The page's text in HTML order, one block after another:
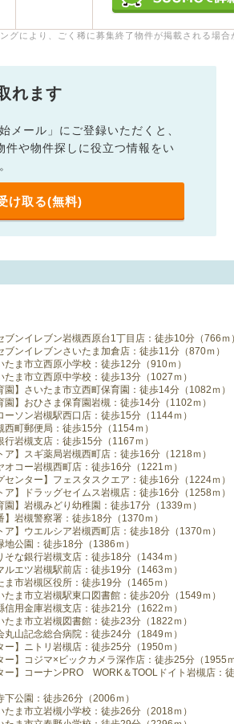
グにより、ごく稀に募集終了物件が掲載される場合
れます
メール」にご登録いただくと、
件や物件探しに役立つ情報をい
け取る(無料)
ブンイレブン岩槻西原台1丁目店：徒歩10分（766ｍ）
ブンイレブンさいたま加倉店：徒歩11分（870ｍ）
たま市立西原小学校：徒歩12分（910ｍ）
たま市立西原中学校：徒歩13分（1027ｍ）
園】さいたま市立西町保育園：徒歩14分（1082ｍ）
園】おひさま保育園岩槻：徒歩14分（1102ｍ）
ーソン岩槻駅西口店：徒歩15分（1144ｍ）
西町郵便局：徒歩15分（1154ｍ）
行岩槻支店：徒歩15分（1167ｍ）
ア】スギ薬局岩槻西町店：徒歩16分（1218ｍ）
オコー岩槻西町店：徒歩16分（1221ｍ）
センター】フェスタスクエア：徒歩16分（1224ｍ）
ア】ドラッグセイムス岩槻店：徒歩16分（1258ｍ）
園】岩槻みどり幼稚園：徒歩17分（1339ｍ）
】岩槻警察署：徒歩18分（1370ｍ）
ア】ウエルシア岩槻西町店：徒歩18分（1370ｍ）
地公園：徒歩18分（1386ｍ）
そな銀行岩槻支店：徒歩18分（1434ｍ）
ルエツ岩槻駅前店：徒歩19分（1463ｍ）
ま市岩槻区役所：徒歩19分（1465ｍ）
たま市立岩槻駅東口図書館：徒歩20分（1549ｍ）
信用金庫岩槻支店：徒歩21分（1622ｍ）
たま市立岩槻図書館：徒歩23分（1822ｍ）
丸山記念総合病院：徒歩24分（1849ｍ）
ー】ニトリ岩槻店：徒歩25分（1950ｍ）
ー】コジマ×ビックカメラ深作店：徒歩25分（1955ｍ
ー】コーナンPRO WORK＆TOOLドイト岩槻店：
下公園：徒歩26分（2006ｍ）
たま市立岩槻小学校：徒歩26分（2018ｍ）